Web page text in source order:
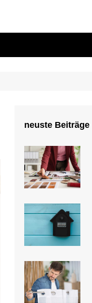
neuste Beiträge